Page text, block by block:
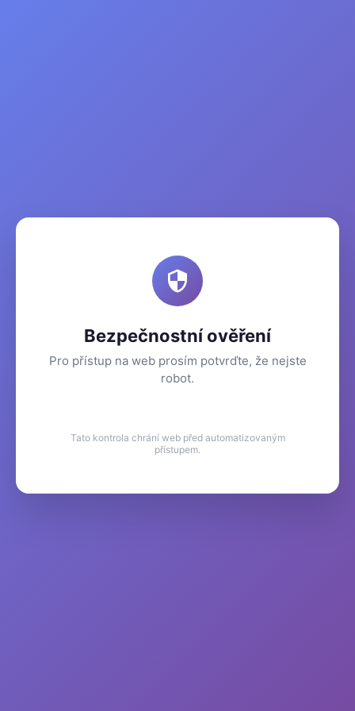
Bezpečnostní ověření
Pro přístup na web prosím potvrďte, že nejste
robot.
Tato kontrola chrání web před automatizovaným
přístupem.